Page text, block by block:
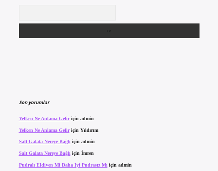
Son yorumlar
Yelken Ne Anlama Geliriçin admin
Yelken Ne Anlama Geliriçin Yıldırım
Salt Galata Nereye Bağlıiçin admin
Salt Galata Nereye Bağlı için İmren
Pudralı Eldiven Mi Daha Iyi Pudrasız Mı için admin